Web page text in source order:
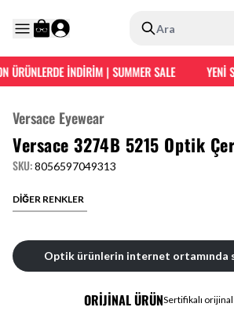
Ara
ÜRÜNLERDE İNDİRİM | SUMMER SALE YENİ
Versace Eyewear
Versace 3274B 5215 Optik
SKU:8056597049313
DİĞER RENKLER
Optik ürünlerin internet ortamında
ORİJİNAL ÜRÜNSertifikalı